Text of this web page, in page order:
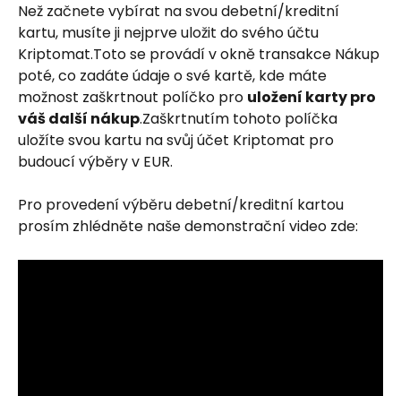
Než začnete vybírat na svou debetní/kreditní
kartu, musíte ji nejprve uložit do svého účtu
Kriptomat.Toto se provádí v okně transakce Nákup
poté, co zadáte údaje o své kartě, kde máte
možnost zaškrtnout políčko pro uložení karty pro
váš další nákup.Zaškrtnutím tohoto políčka
uložíte svou kartu na svůj účet Kriptomat pro
budoucí výběry v EUR.
Pro provedení výběru debetní/kreditní kartou
prosím zhlédněte naše demonstrační video zde: